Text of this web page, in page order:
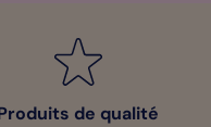
de qualité